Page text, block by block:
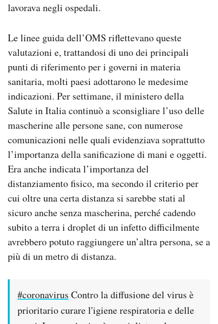
lavorava negli ospedali.
Le linee guida dell’OMS riflettevano queste
valutazioni e, trattandosi di uno dei principali
punti di riferimento per i governi in materia
sanitaria, molti paesi adottarono le medesime
indicazioni. Per settimane, il ministero della
Salute in Italia continuò a sconsigliare l’uso delle
mascherine alle persone sane, con numerose
comunicazioni nelle quali evidenziava soprattutto
l’importanza della sanificazione di mani e oggetti.
Era anche indicata l’importanza del
distanziamento fisico, ma secondo il criterio per
cui oltre una certa distanza si sarebbe stati al
sicuro anche senza mascherina, perché cadendo
subito a terra i droplet di un infetto difficilmente
avrebbero potuto raggiungere un’altra persona, se a
più di un metro di distanza.
#coronavirus Contro la diffusione del virus è
prioritario curare l'igiene respiratoria e delle